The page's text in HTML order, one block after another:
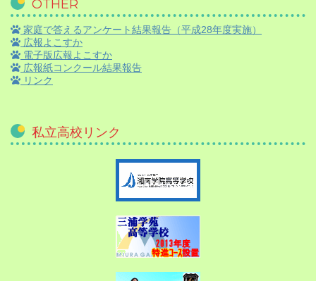
OTHER
家庭で答えるアンケート結果報告（平成28年度実施）
広報よこすか
電子版広報よこすか
広報紙コンクール結果報告
リンク
私立高校リンク